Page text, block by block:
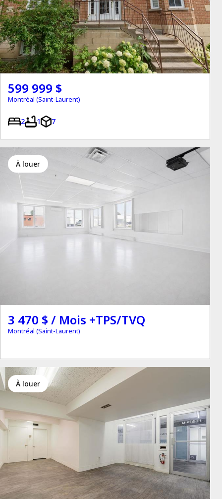
599 999 $
Montréal (Saint-Laurent)
2 1 7
à louer
3 470 $ / Mois +TPS/TVQ
Montréal (Saint-Laurent)
à louer